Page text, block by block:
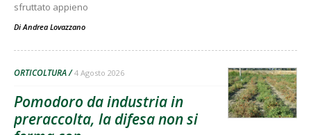
sfruttato appieno
DiAndrea Lovazzano
ORTICOLTURA 4 Agosto 2026
Pomodoro da industria in
preraccolta, la difesa non si